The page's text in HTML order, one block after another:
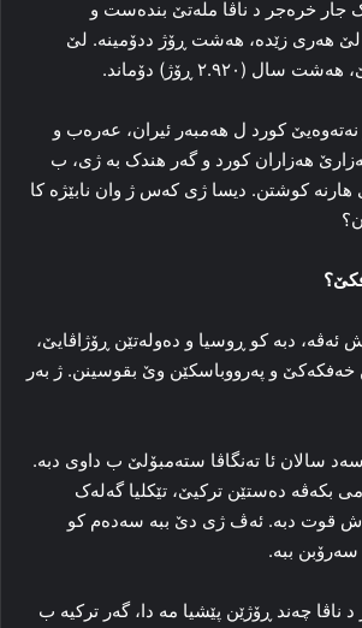
جار خره‌جر د ناڤا مله‌تێ بنده‌ست و
هه‌ری زێده‌، هه‌شت ڕۆژ ددۆمینه‌. لێ
(۲.۹۲۰ ڕۆژ) دۆماند.
کورد ل هه‌مبه‌ر ئیران، عه‌ره‌ب و
هه‌زاران کورد و گه‌ر هندک به‌ ژی، ب
هارنه‌ کوشتن. دیسا ژی که‌س ژ وان نابێژه‌ کا
ئه‌ڤه‌، دبه‌ کو ڕوسیا و ده‌وله‌تێن ڕۆژاڤایێ،
خەفکەکێ و په‌رووباسکێن وێ بقوسینن. ژ به‌ر
سه‌د سالان ئا ته‌نگاڤا سته‌مبۆلێ ب داوی دبه‌.
بکه‌ڤه‌ ده‌ستێن ترکیێ، تێکلیا گه‌له‌ک
ڕه‌ش قوت دبه‌. ئه‌ڤ ژی دێ ببه‌ سه‌ده‌م کو
سه‌رۆبن ببه‌.
ناڤا چه‌ند ڕۆژێن پێشیا مه‌ دا، گه‌ر ترکیه‌ ب